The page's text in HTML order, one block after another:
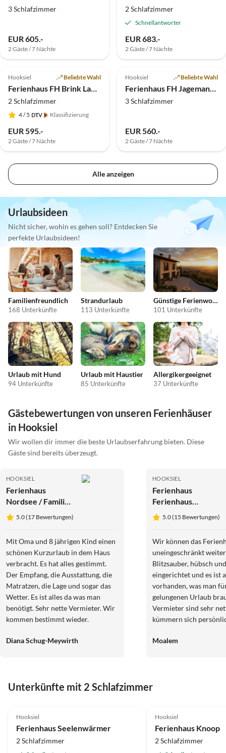
3 Schlafzimmer
EUR 605.-
2 Gäste / 7 Nächte
2 Schlafzimmer
Schnellantworter
EUR 683.-
2 Gäste / 7 Nächte
Top-Inserat
Hooksiel Beliebte Wahl
Ferienhaus FH Brink Lange Drift 143a
2 Schlafzimmer
4/ 5 Klassifizierung
EUR 595.-
2 Gäste / 7 Nächte
Hooksiel Beliebte Wahl
Ferienhaus FH Jagemann Lange Drift 69a
3 Schlafzimmer
EUR 560.-
2 Gäste / 7 Nächte
Alle anzeigen
Urlaubsideen
Nicht sicher, wohin es gehen soll? Entdecken Sie
perfekte Urlaubsideen!
Familienfreundlich
168 Unterkünfte
Strandurlaub
113 Unterkünfte
Günstige Ferienwohnungen
101 Unterkünfte
Urlaub mit Hund
94 Unterkünfte
Urlaub mit Haustier
85 Unterkünfte
Allergikergeeignet
37 Unterkünfte
Gästebewertungen von unseren Ferienhäuser
in Hooksiel
Wir wollen dir immer die beste Urlaubserfahrung bieten. Diese
Gäste sind bereits überzeugt.
HOOKSIEL
Ferienhaus
Nordsee / Familie
Haase 47b
5.0 (17 Bewertungen)
Mit Oma und 8 jährigen Kind einen
schönen Kurzurlaub in dem Haus
verbracht. Es hat alles gestimmt.
Der Empfang, die Ausstattung, die
Matratzen, die Lage und sogar das
Wetter. Es ist alles da was man
benötigt. Sehr nette Vermieter. Wir
kommen bestimmt wieder.
Diana Schug-Meywirth
HOOKSIEL
Ferienhaus
Ferienhaus
Nordsee / Familie
Haase 47a
5.0 (15 Bewertungen)
Wir können das
uneingeschränkt
Blitzsauber, hübsch
eingerichtet und es ist
vorhanden, was man
gelungenen Urlaub
Vermieter sind sehr
kümmern sich
Radverleih sind um die
Unterkunft wärmstens
Moalem
Unterkünfte mit 2 Schlafzimmer
Hooksiel
Ferienhaus Seelenwärmer
2 Schlafzimmer
Hooksiel
Ferienhaus Knoop
2 Schlafzimmer